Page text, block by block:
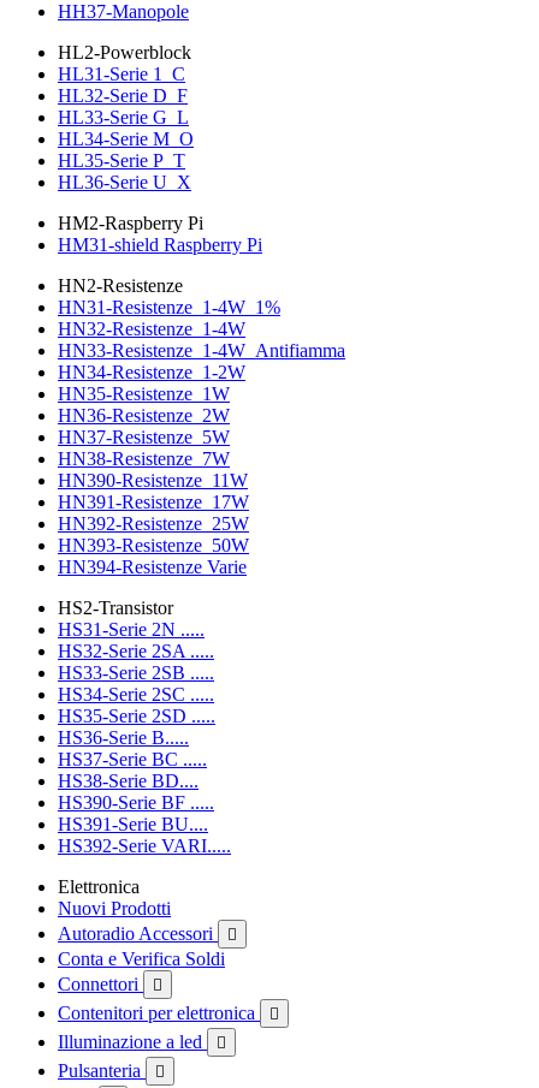
HH37-Manopole
HL2-Powerblock
HL31-Serie 1_C
HL32-Serie D_F
HL33-Serie G_L
HL34-Serie M_O
HL35-Serie P_T
HL36-Serie U_X
HM2-Raspberry Pi
HM31-shield Raspberry Pi
HN2-Resistenze
HN31-Resistenze_1-4W_1%
HN32-Resistenze_1-4W
HN33-Resistenze_1-4W_Antifiamma
HN34-Resistenze_1-2W
HN35-Resistenze_1W
HN36-Resistenze_2W
HN37-Resistenze_5W
HN38-Resistenze_7W
HN390-Resistenze_11W
HN391-Resistenze_17W
HN392-Resistenze_25W
HN393-Resistenze_50W
HN394-Resistenze Varie
HS2-Transistor
HS31-Serie 2N .....
HS32-Serie 2SA .....
HS33-Serie 2SB .....
HS34-Serie 2SC .....
HS35-Serie 2SD .....
HS36-Serie B.....
HS37-Serie BC .....
HS38-Serie BD....
HS390-Serie BF .....
HS391-Serie BU....
HS392-Serie VARI.....
Elettronica
Nuovi Prodotti
Autoradio Accessori

Conta e Verifica Soldi
Connettori

Contenitori per elettronica 
Illuminazione a led 
Pulsanteria 